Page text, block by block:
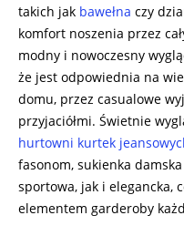
takich jak bawełna czy
komfort noszenia przez
modny i nowoczesny
że jest odpowiednia na
domu, przez casualowe
przyjaciółmi. Świetnie
hurtowni kurtek
fasonom, sukienka
sportowa, jak i elegancka,
elementem garderoby